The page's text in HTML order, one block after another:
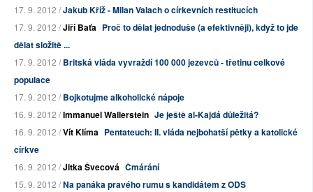
17. 9. 2012 /Jakub Kříž - Milan Valach o církevních restitucích
17. 9. 2012 /Jiří Baťa Proč to dělat jednoduše (a efektivněji), když to jde
dělat složitě ...
17. 9. 2012 /Britská vláda vyvraždí 100 000 jezevců - třetinu celkové
populace
17. 9. 2012 /Bojkotujme alkoholické nápoje
16. 9. 2012 /Immanuel Wallerstein Je ještě al-Kajdá důležitá?
16. 9. 2012 /Vít Klíma Pentateuch: II. vláda nejbohatší pětky a katolické
církve
16. 9. 2012 /Jitka Švecová Čmárání
15. 9. 2012 /Na panáka pravého rumu s kandidátem z ODS